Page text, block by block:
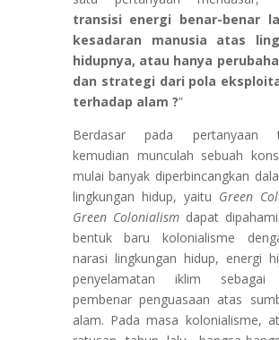
transisi energi benar-benar
kesadaran manusia atas
hidupnya, atau hanya
dan strategi dari pola
terhadap alam ?”
Berdasar pada pertanyaan
kemudian munculah sebuah
mulai banyak diperbincangkan
lingkungan hidup, yaitu Green
Green Colonialismdapat
bentuk baru kolonialisme
narasi lingkungan hidup, energi
penyelamatan iklim sebagai
pembenar penguasaan atas
alam. Pada masa kolonialisme,